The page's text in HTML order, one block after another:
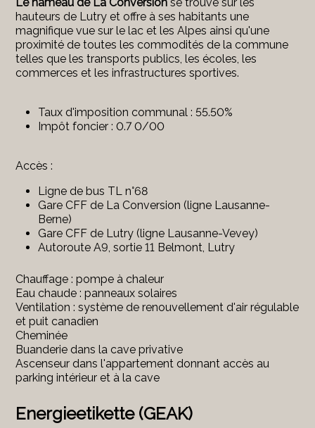
hauteurs de Lutry et offre à ses habitants une
magnifique vue sur le lac et les Alpes ainsi qu'une
proximité de toutes les commodités de la commune
telles que les transports publics, les écoles, les
commerces et les infrastructures sportives.
Taux d'imposition communal : 55.50%
Impôt foncier : 0.7 0/00
Accès :
Ligne de bus TL n°68
Gare CFF de La Conversion (ligne Lausanne-
Berne)
Gare CFF de Lutry (ligne Lausanne-Vevey)
Autoroute A9, sortie 11 Belmont, Lutry
Chauffage : pompe à chaleur
Eau chaude : panneaux solaires
Ventilation : système de renouvellement d'air régulable
et puit canadien
Cheminée
Buanderie dans la cave privative
Ascenseur dans l'appartement donnant accès au
parking intérieur et à la cave
Energieetikette (GEAK)